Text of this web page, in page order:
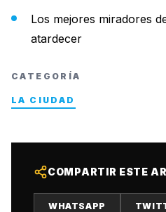
Los mejores miradores
atardecer
CATEGORÍA
LA CIUDAD
COMPARTIR ESTE
WHATSAPP